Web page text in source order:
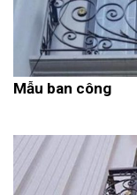
Mẫu ban công